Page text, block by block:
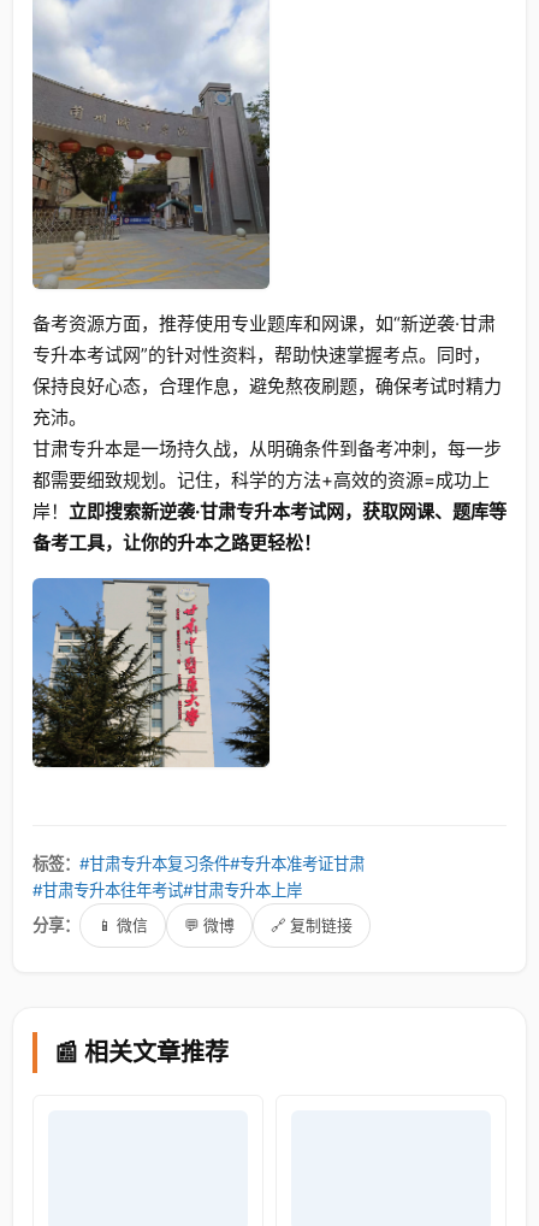
备考资源方面，推荐使用专业题库和网课，如“新逆袭·甘肃
专升本考试网”的针对性资料，帮助快速掌握考点。同时，
保持良好心态，合理作息，避免熬夜刷题，确保考试时精力
充沛。
甘肃专升本是一场持久战，从明确条件到备考冲刺，每一步
都需要细致规划。记住，科学的方法+高效的资源=成功上
岸！ 立即搜索新逆袭·甘肃专升本考试网，获取网课、题库等
备考工具，让你的升本之路更轻松！
标签： #甘肃专升本复习条件#专升本准考证甘肃
#甘肃专升本往年考试#甘肃专升本上岸
分享：
📱 微信 💬 微博 🔗 复制链接
📰 相关文章推荐